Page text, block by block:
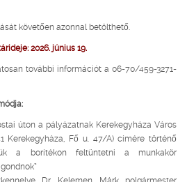
követően azonnal betölthető.
2026. június 19.
további információt a 06-70/459-3271-
úton a pályázatnak Kerekegyháza Város
Kerekegyháza, Fő u. 47/A) címére történő
a borítékon feltüntetni a munkakör